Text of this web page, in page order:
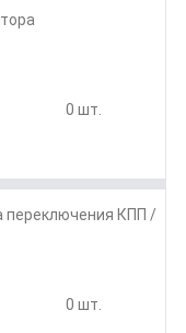
0 шт.
переключения КПП /
0 шт.